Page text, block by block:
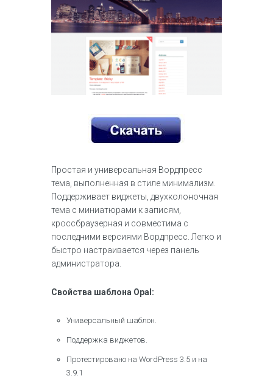
Простая и универсальная Вордпресс
тема, выполненная в стиле минимализм.
Поддерживает виджеты, двухколоночная
тема с миниатюрами к записям,
кроссбраузерная и совместима с
последними версиями Вордпресс. Легко и
быстро настраивается через панель
администратора.
Свойства шаблона Opal:
Универсальный шаблон.
Поддержка виджетов.
Протестировано на WordPress 3.5 и на
3.9.1